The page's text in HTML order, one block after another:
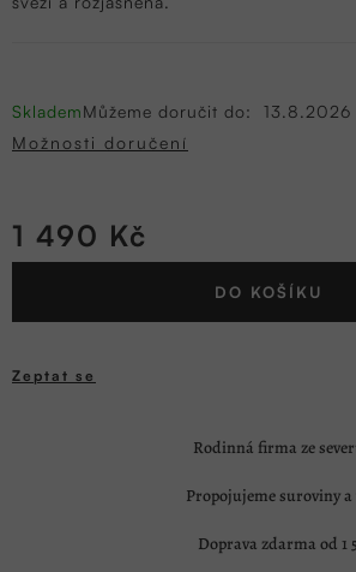
SklademMůžeme doručit do:
13.8.2026
Možnosti doručení
1 490 Kč
Měrná
DO KOŠÍKU
Zeptat se
Rodinná firma ze
Propojujeme suroviny a
Doprava zdarma od 1